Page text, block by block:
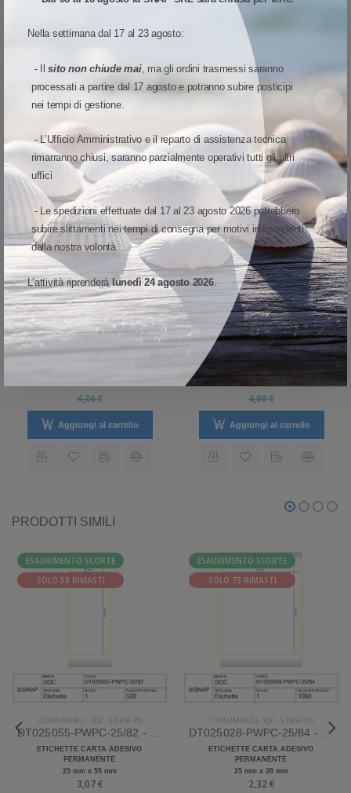
Nella settimana dal 17 al 23 agosto:
- Ilsito non chiude mai, ma gli ordini trasmessi saranno
processati a partire dal 17 agosto e potranno subire posticipi
nei tempi di gestione.
- L’Ufficio Amministrativo e il reparto di assistenza tecnica
rimarranno chiusi, saranno parzialmente operativi tutti gli altri
uffici
- Le spedizioni effettuate dal 17 al 23 agosto 2026 potrebbero
subire slittamenti nei tempi di consegna per motivi indipendenti
dalla nostra volontà.
L’attività riprenderàlunedì 24 agosto 2026.
SQC S-DESK-ST ALTRE VARIANTI
ESAURIMENTO SCORTE
SOLO 52 RIMASTI
CONSUMABILI- -S-DESK-ST
TT012-SWPG-25/127 - Etichette SQC S-DESK-ST Polipropilene
ETICHETTE POLIPROPILENE
ADESIVO PERMANENTE
4,36 €
Aggiungi al carrello
ESAURIMENTO SCORTE
SOLO 36 RIMASTI
CONSUMABILI-SQC-S-DESK-ST
TT020020-PWPPG-25/110 - Etichette SQC S-DESK-ST Polipropilene
ETICHETTE POLIPROPILENE
ADESIVO PERMANENTE
4,58 €
4,98 €
Aggiungi al carrello
PRODOTTI SIMILI
ESAURIMENTO SCORTE
SOLO 58 RIMASTI
CONSUMABILI - SQC - S-DESK-PD
DT025055-PWPC-25/82 - Etichette SQC S-DESK-PD Carta
ETICHETTE CARTA ADESIVO
PERMANENTE
25 mm x 55 mm
3,07 €
ESAURIMENTO SCORTE
SOLO 73 RIMASTI
CONSUMABILI - SQC - S-DESK-PD
DT025028-PWPC-25/84 - Etichette SQC S-DESK-PD Carta
ETICHETTE CARTA ADESIVO
PERMANENTE
25 mm x 28 mm
2,32 €